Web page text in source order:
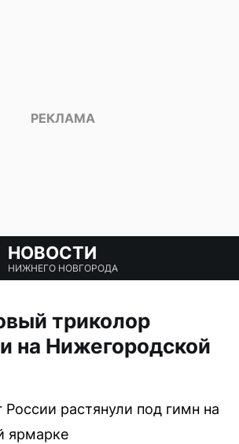
НОВОСТИ
НИЖНЕГО НОВГОРОДА
триколор
на Нижегородской
растянули под гимн на
ярмарке